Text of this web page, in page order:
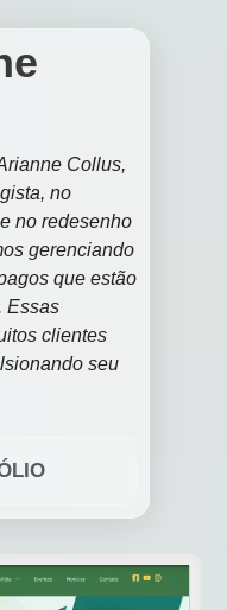
Collus,
no
no redesenho
gerenciando
que estão
Essas
clientes
seu